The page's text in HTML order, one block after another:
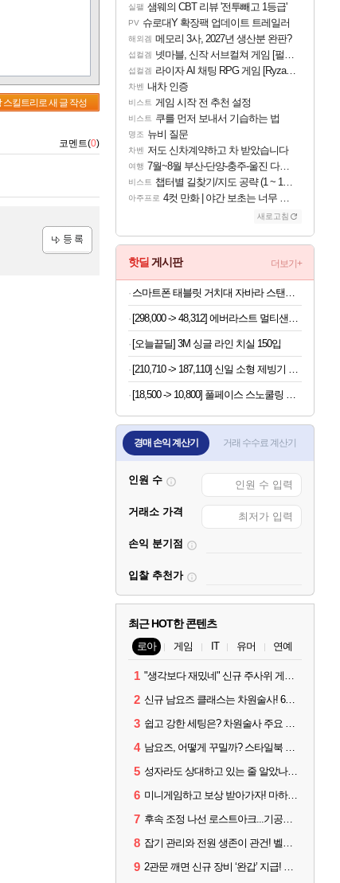
스킬트리로 새 글 작성
코멘트(0)
실팰 샘웨의 CBT 리뷰 '전투빼고 1등급'
PV 슈로대Y 확장팩 업데이트 트레일러
해외겜 메모리 3사, 2027년 생산분 완판?
섭컬겜 넷마블, 신작 서브컬쳐 게임 [펄 인 블루] 티저 사이트 오픈
섭컬겜 라이자 AI 채팅 RPG 게임 [RyzaChat: AI] 공개
차벤 내차 인증
비스트 게임 시작 전 추천 설정
비스트 쿠를 먼저 보내서 기습하는 법
명조 뉴비 질문
차벤 저도 신차계약하고 차 받았습니다
여행 7월~8월 부산-단양-충주-울진 다녀왔어요~
비스트 챕터별 길찾기/지도 공략 (1 ~ 12장)
아주프로 4컷 만화 | 야간 보초는 너무 힘들어
새로고침
핫딜 게시판 더보기+
[오늘끝딜] 3M 싱글 라인 치실 150입
[18,500 -> 10,800] 풀페이스 스노쿨링 마스크
경매 손익 계산기 거래 수수료 계산기
인원 수
거래소 가격
손익 분기점
입찰 추천가
최근 HOT한 콘텐츠
로아 게임 IT 유머 연예
1 "생각보다 재밌네" 신규 주사위 게임 티카투카 호평
2 신규 남요즈 클래스는 차원술사! 6월 20일 로아온 썸머 정리
3 쉽고 강한 세팅은? 차원술사 주요 빌드와 스킬 코드
4 남요즈, 어떻게 꾸밀까? 스타일북 인기 차원술사 커스터마이즈
5 성자라도 상대하고 있는 줄 알았나? 벨가르딘 이모저모
6 미니게임하고 보상 받아가자! 마하라카 썸머 캠프 할 일은?
7 후속 조정 나선 로스트아크...기공사, 차원술사 하향
8 잡기 관리와 전원 생존이 관건! 벨가르딘 유물 칭호 획득방법 정리
9 2관문 깨면 신규 장비 ‘완갑’ 지급! 그림자 레이드 벨가르딘 공개